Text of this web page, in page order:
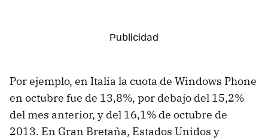
Por ejemplo, en Italia la cuota de Windows Phone
en octubre fue de 13,8%, por debajo del 15,2%
del mes anterior, y del 16,1% de octubre de
2013. En Gran Bretaña, Estados Unidos y